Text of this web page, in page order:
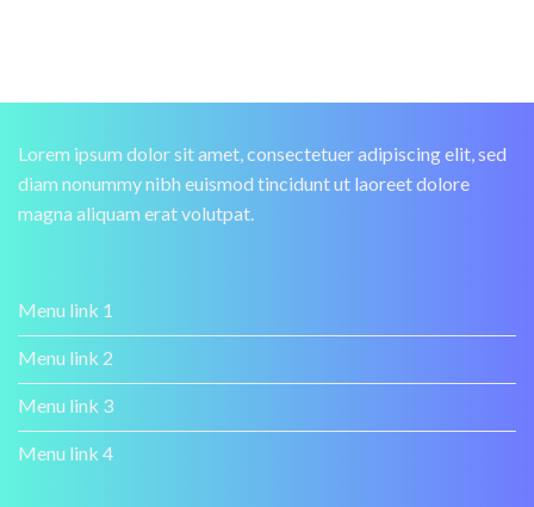
Lorem ipsum dolor sit amet, consectetuer adipiscing elit, sed
diam nonummy nibh euismod tincidunt ut laoreet dolore
magna aliquam erat volutpat.
Menu link 1
Menu link 2
Menu link 3
Menu link 4